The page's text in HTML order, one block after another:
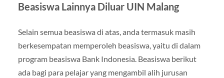
Beasiswa Lainnya Diluar UIN Malang
Selain semua beasiswa di atas, anda termasuk masih
berkesempatan memperoleh beasiswa, yaitu di dalam
program beasiswa Bank Indonesia. Beasiswa berikut
ada bagi para pelajar yang mengambil alih jurusan